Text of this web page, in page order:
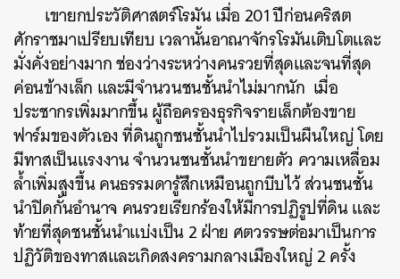
เขายกประวัติศาสตร์โรมันเมื่อ 201ปีก่อนคริสต
ศักราชมาเปรียบเทียบ เวลานั้นอาณาจักรโรมันเติบโตและ
มั่งคั่งอย่างมากช่องว่างระหว่างคนรวยที่สุดและจนที่สุด
ค่อนข้างเล็ก และมีจำนวนชนชั้นนำไม่มากนัก เมื่อ
ประชากรเพิ่มมากขึ้นผู้ถือครองธุรกิจรายเล็กต้องขาย
ฟาร์มของตัวเองที่ดินถูกชนชั้นนำไปรวมเป็นผืนใหญ่โดย
มีทาสเป็นแรงงานจำนวนชนชั้นนำขยายตัว ความเหลื่อม
ล้ำเพิ่มสูงขึ้นคนธรรมดารู้สึกเหมือนถูกบีบไว้ส่วนชนชั้น
นำปิดกั้นอำนาจ คนรวยเรียกร้องให้มีการปฏิรูปที่ดินและ
ท้ายที่สุดชนชั้นนำแบ่งเป็น2ฝ่าย ศตวรรษต่อมาเป็นการ
ปฏิวัติของทาสและเกิดสงครามกลางเมืองใหญ่2ครั้ง